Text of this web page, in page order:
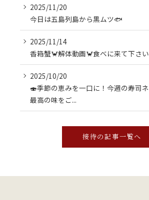
2025/11/20
今日は五島列島から黒ムツ🐟
2025/11/14
香箱蟹🦀解体動画🦀食べに来て下さ
2025/10/20
🍣季節の恵みを一口に！今週の寿司
最高の味をご...
接待の記事一覧へ